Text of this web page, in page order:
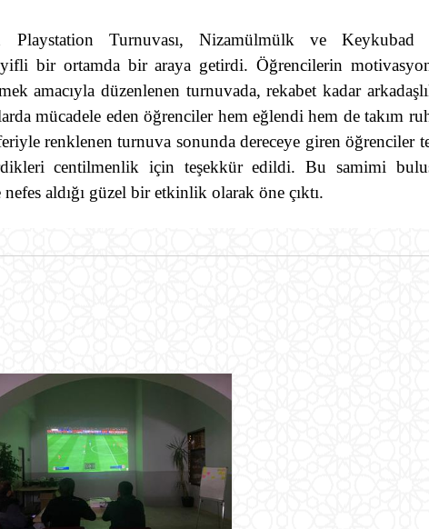
Playstation Turnuvası, Nizamülmülk ve Keykubad
bir ortamda bir araya getirdi. Öğrencilerin
amacıyla düzenlenen turnuvada, rekabet kadar
mücadele eden öğrenciler hem eğlendi hem de takım
renklenen turnuva sonunda dereceye giren öğrenciler
centilmenlik için teşekkür edildi. Bu samimi
aldığı güzel bir etkinlik olarak öne çıktı.